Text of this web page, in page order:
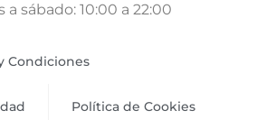
a sábado: 10:00 a 22:00
Condiciones
Política de Cookies